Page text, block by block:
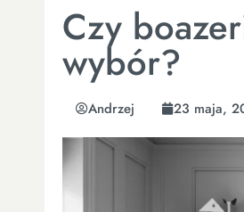
Czy
wybór?
Andrzej 23 maja,